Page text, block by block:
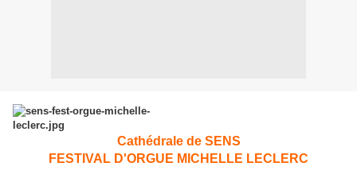
Cathédrale de SENS
FESTIVAL D'ORGUE MICHELLE LECLERC